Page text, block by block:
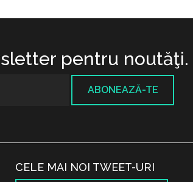
pentru noutăţi.
ABONEAZĂ-TE
CELE MAI NOI TWEET-URI